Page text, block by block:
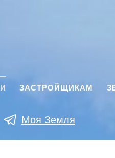
ЗАСТРОЙЩИКАМ
Моя Земля